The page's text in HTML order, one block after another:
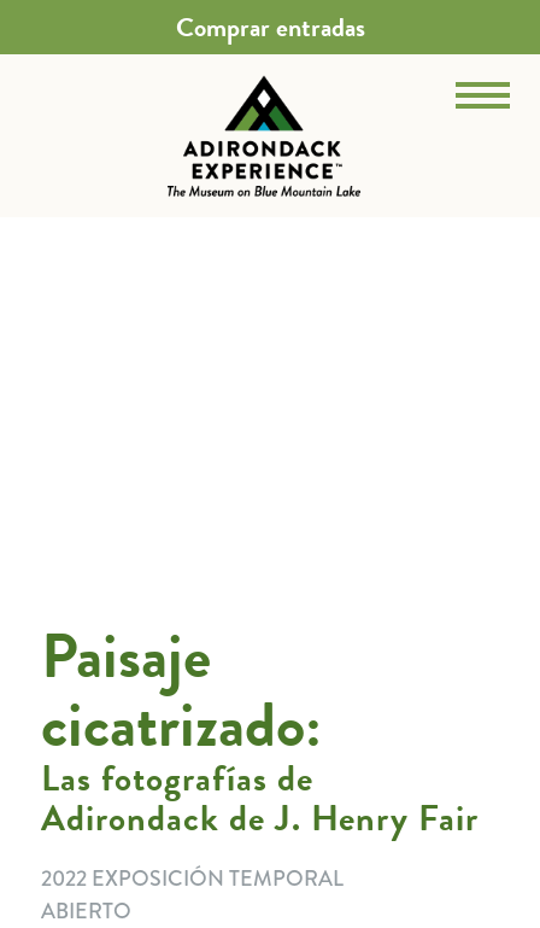
Comprar entradas
Paisaje
cicatrizado:
Las fotografías de
Adirondack de J. Henry Fair
2022 EXPOSICIÓN TEMPORAL
ABIERTO